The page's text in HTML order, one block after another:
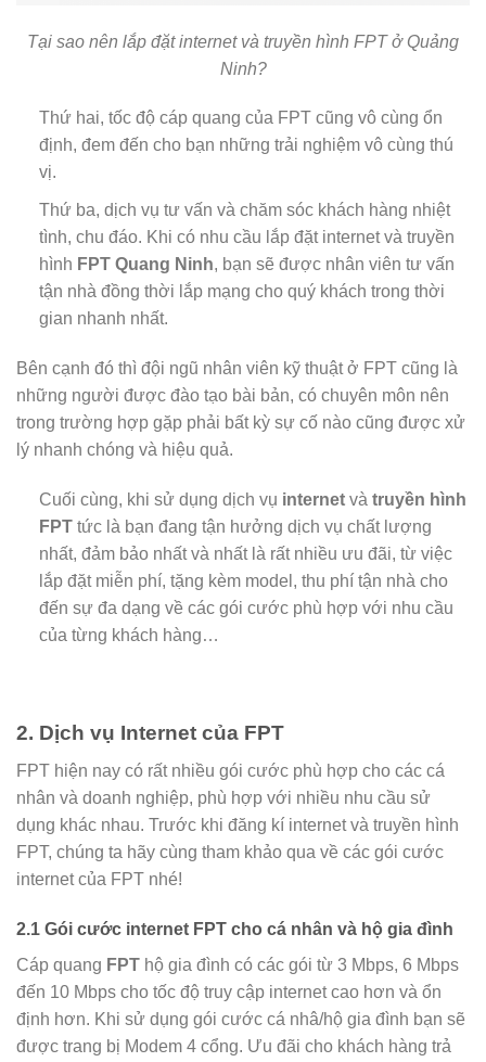
Tại sao nên lắp đặt internet và truyền hình FPT ở Quảng
Ninh?
Thứ hai, tốc độ cáp quang của FPT cũng vô cùng ổn
định, đem đến cho bạn những trải nghiệm vô cùng thú
vị.
Thứ ba, dịch vụ tư vấn và chăm sóc khách hàng nhiệt
tình, chu đáo. Khi có nhu cầu lắp đặt internet và truyền
hình FPT Quang Ninh, bạn sẽ được nhân viên tư vấn
tận nhà đồng thời lắp mạng cho quý khách trong thời
gian nhanh nhất.
Bên cạnh đó thì đội ngũ nhân viên kỹ thuật ở FPT cũng là
những người được đào tạo bài bản, có chuyên môn nên
trong trường hợp gặp phải bất kỳ sự cố nào cũng được xử
lý nhanh chóng và hiệu quả.
Cuối cùng, khi sử dụng dịch vụ internetvà truyền hình
FPTtức là bạn đang tận hưởng dịch vụ chất lượng
nhất, đảm bảo nhất và nhất là rất nhiều ưu đãi, từ việc
lắp đặt miễn phí, tặng kèm model, thu phí tận nhà cho
đến sự đa dạng về các gói cước phù hợp với nhu cầu
của từng khách hàng…
2. Dịch vụ Internet của FPT
FPT hiện nay có rất nhiều gói cước phù hợp cho các cá
nhân và doanh nghiệp, phù hợp với nhiều nhu cầu sử
dụng khác nhau. Trước khi đăng kí internet và truyền hình
FPT, chúng ta hãy cùng tham khảo qua về các gói cước
internet của FPT nhé!
2.1 Gói cước internet FPT cho cá nhân và hộ gia đình
Cáp quang FPT hộ gia đình có các gói từ 3 Mbps, 6 Mbps
đến 10 Mbps cho tốc độ truy cập internet cao hơn và ổn
định hơn. Khi sử dụng gói cước cá nhâ/hộ gia đình bạn sẽ
được trang bị Modem 4 cổng. Ưu đãi cho khách hàng trả